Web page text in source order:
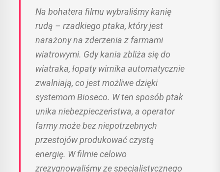
Na bohatera filmu wybraliśmy kanię
rudą – rzadkiego ptaka, który jest
narażony na zderzenia z farmami
wiatrowymi. Gdy kania zbliża się do
wiatraka, łopaty wirnika automatycznie
zwalniają, co jest możliwe dzięki
systemom Bioseco. W ten sposób ptak
unika niebezpieczeństwa, a operator
farmy może bez niepotrzebnych
przestojów produkować czystą
energię. W filmie celowo
zrezygnowaliśmy ze specjalistycznego